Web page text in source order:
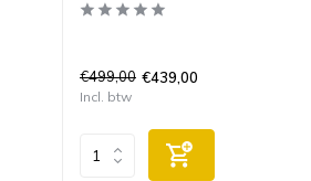
€499,00 €439,00
Incl. btw